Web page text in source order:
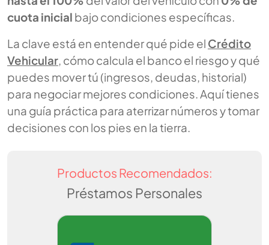
cuota inicial bajo condiciones específicas.
La clave está en entender qué pide el Crédito
Vehicular, cómo calcula el banco el riesgo y qué
puedes mover tú (ingresos, deudas, historial)
para negociar mejores condiciones. Aquí tienes
una guía práctica para aterrizar números y tomar
decisiones con los pies en la tierra.
Productos Recomendados:
Préstamos Personales